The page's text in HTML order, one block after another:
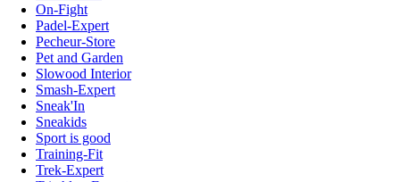
On-Fight
Padel-Expert
Pecheur-Store
Pet and Garden
Slowood Interior
Smash-Expert
Sneak'In
Sneakids
Sport is good
Training-Fit
Trek-Expert